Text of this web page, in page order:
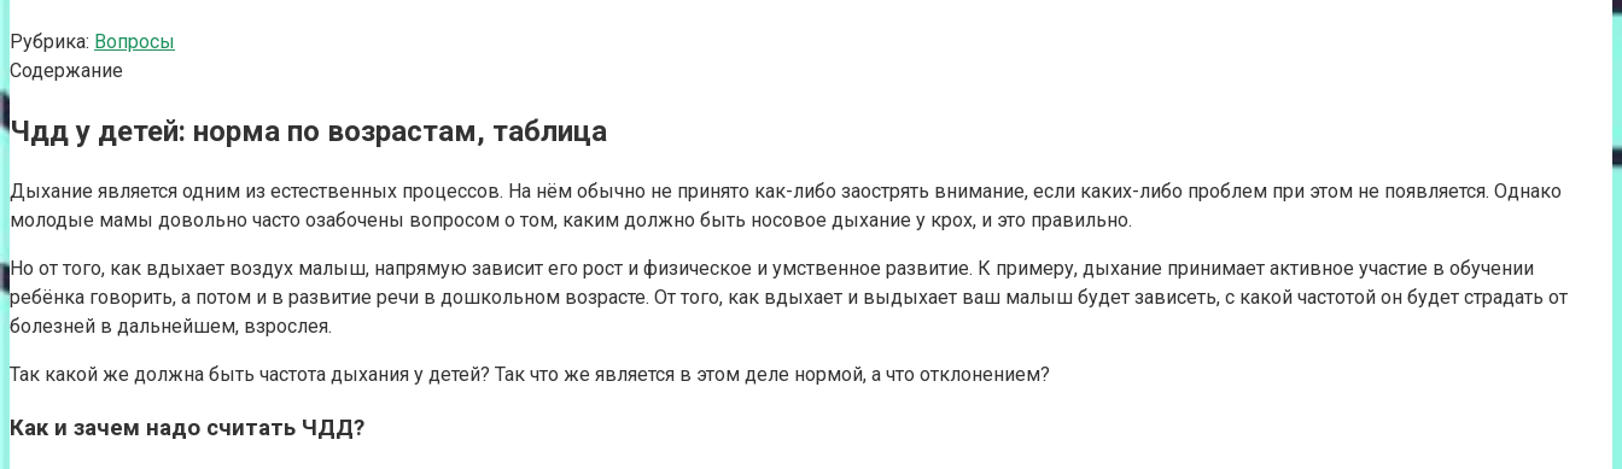
Рубрика: Вопросы
Содержание
Чдд у детей: норма по возрастам, таблица
Дыхание является одним из естественных процессов. На нём обычно не принято как-либо заострять внимание, если каких-либо проблем при этом не появляется. Однако
молодые мамы довольно часто озабочены вопросом о том, каким должно быть носовое дыхание у крох, и это правильно.
Но от того, как вдыхает воздух малыш, напрямую зависит его рост и физическое и умственное развитие. К примеру, дыхание принимает активное участие в обучении
ребёнка говорить, а потом и в развитие речи в дошкольном возрасте. От того, как вдыхает и выдыхает ваш малыш будет зависеть, с какой частотой он будет страдать от
болезней в дальнейшем, взрослея.
Так какой же должна быть частота дыхания у детей? Так что же является в этом деле нормой, а что отклонением?
Как и зачем надо считать ЧДД?